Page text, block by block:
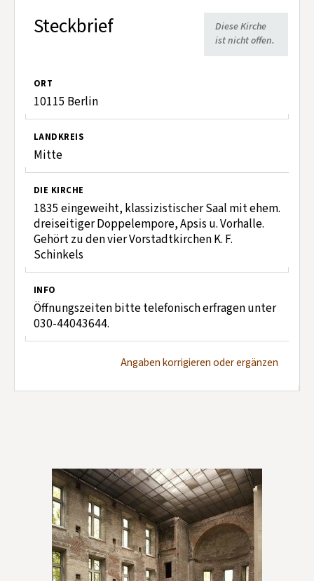
Diese Kirche
ist nicht offen.
Steckbrief
ORT
10115 Berlin
LANDKREIS
Mitte
DIE KIRCHE
1835 eingeweiht, klassizistischer Saal mit ehem.
dreiseitiger Doppelempore, Apsis u. Vorhalle.
Gehört zu den vier Vorstadtkirchen K. F.
Schinkels
INFO
Öffnungszeiten bitte telefonisch erfragen unter
030-44043644.
Angaben korrigieren oder ergänzen